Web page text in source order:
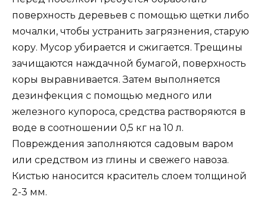
поверхность деревьев с помощью щетки либо
мочалки, чтобы устранить загрязнения, старую
кору. Мусор убирается и сжигается. Трещины
зачищаются наждачной бумагой, поверхность
коры выравнивается. Затем выполняется
дезинфекция с помощью медного или
железного купороса, средства растворяются в
воде в соотношении 0,5 кг на 10 л.
Повреждения заполняются садовым варом
или средством из глины и свежего навоза.
Кистью наносится краситель слоем толщиной
2-3 мм.